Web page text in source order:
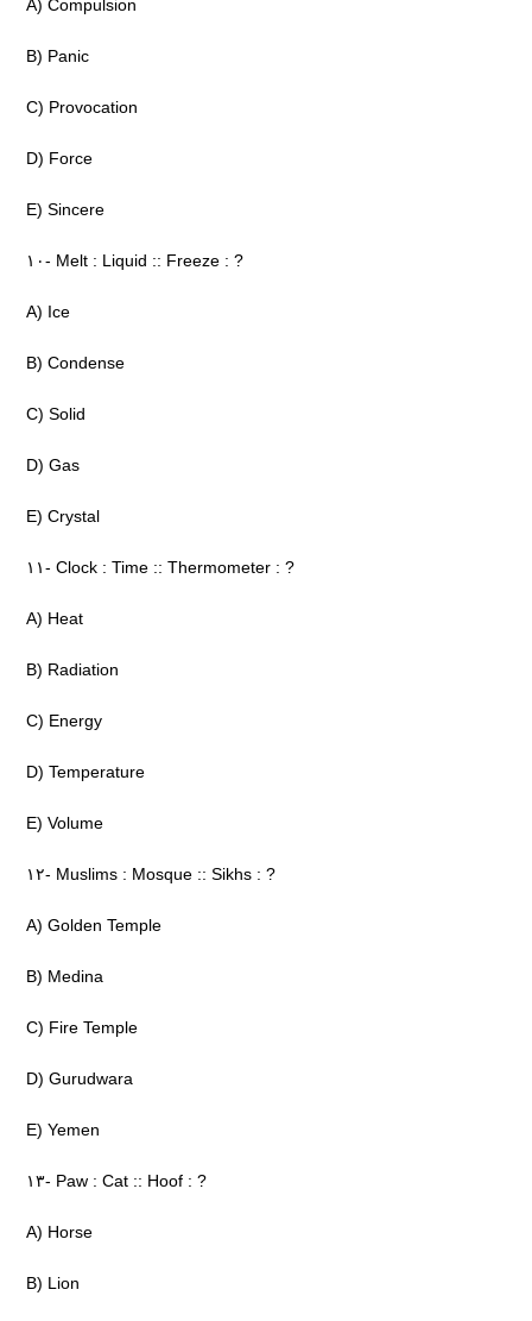
A) Compulsion
B) Panic
C) Provocation
D) Force
E) Sincere
۱۰- Melt : Liquid :: Freeze : ?
A) Ice
B) Condense
C) Solid
D) Gas
E) Crystal
۱۱- Clock : Time :: Thermometer : ?
A) Heat
B) Radiation
C) Energy
D) Temperature
E) Volume
۱۲- Muslims : Mosque :: Sikhs : ?
A) Golden Temple
B) Medina
C) Fire Temple
D) Gurudwara
E) Yemen
۱۳- Paw : Cat :: Hoof : ?
A) Horse
B) Lion